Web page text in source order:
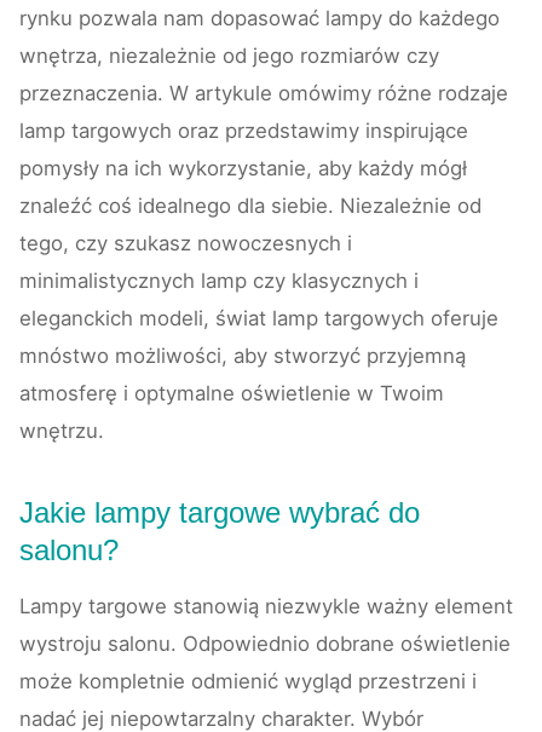
rynku pozwala nam dopasować lampy do każdego
wnętrza, niezależnie od jego rozmiarów czy
przeznaczenia. W artykule omówimy różne rodzaje
lamp targowych oraz przedstawimy inspirujące
pomysły na ich wykorzystanie, aby każdy mógł
znaleźć coś idealnego dla siebie. Niezależnie od
tego, czy szukasz nowoczesnych i
minimalistycznych lamp czy klasycznych i
eleganckich modeli, świat lamp targowych oferuje
mnóstwo możliwości, aby stworzyć przyjemną
atmosferę i optymalne oświetlenie w Twoim
wnętrzu.
Jakie lampy targowe wybrać do
salonu?
Lampy targowe stanowią niezwykle ważny element
wystroju salonu. Odpowiednio dobrane oświetlenie
może kompletnie odmienić wygląd przestrzeni i
nadać jej niepowtarzalny charakter. Wybór